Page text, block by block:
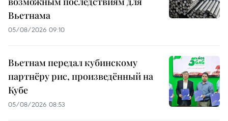
Вьетнама
05/08/2026 09:10
Вьетнам передал кубинскому
партнёру рис, произведённый на
Кубе
05/08/2026 08:53